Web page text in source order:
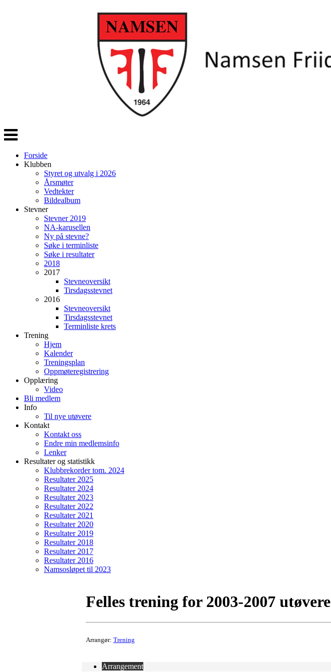
Veksle
navigasjon
Forside
Klubben
Styret og utvalg i 2026
Årsmøter
Vedtekter
Bildealbum
Stevner
Stevner 2019
NA-karusellen
Ny på stevne?
Søke i terminliste
Søke i resultater
2018
2017
Stevneoversikt
Tirsdagsstevnet
2016
Stevneoversikt
Tirsdagsstevnet
Terminliste krets
Trening
Hjem
Kalender
Treningsplan
Oppmøteregistrering
Opplæring
Video
Bli medlem
Info
Til nye utøvere
Kontakt
Kontakt oss
Endre min medlemsinfo
Lenker
Resultater og statistikk
Klubbrekorder tom. 2024
Resultater 2025
Resultater 2024
Resultater 2023
Resultater 2022
Resultater 2021
Resultater 2020
Resultater 2019
Resultater 2018
Resultater 2017
Resultater 2016
Namsosløpet til 2023
Felles trening for 2003-2007 utøvere
Arrangør: Trening
Arrangement